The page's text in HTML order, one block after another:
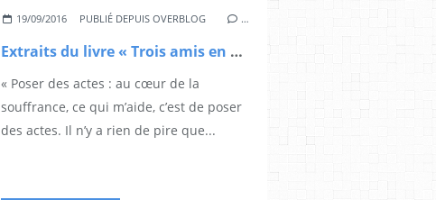
19/09/2016 PUBLIÉ DEPUIS OVERBLOG …
Extraits du livre « Trois amis en quête de Sagesse » (9)
« Poser des actes : au cœur de la
souffrance, ce qui m’aide, c’est de poser
des actes. Il n’y a rien de pire que...